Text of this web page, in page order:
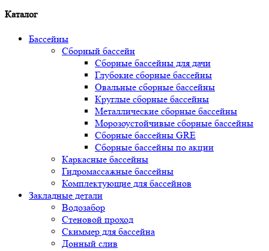
Каталог
Бассейны
Сборный бассейн
Сборные бассейны для дачи
Глубокие сборные бассейны
Овальные сборные бассейны
Круглые сборные бассейны
Металлические сборные бассейны
Морозоустойчивые сборные бассейны
Сборные бассейны GRE
Сборные бассейны по акции
Каркасные бассейны
Гидромассажные бассейны
Комплектующие для бассейнов
Закладные детали
Водозабор
Стеновой проход
Скиммер для бассейна
Донный слив